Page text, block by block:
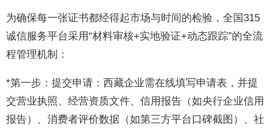
为确保每一张证书都经得起市场与时间的检验，全国315
诚信服务平台采用“材料审核+实地验证+动态跟踪”的全流
程管理机制：
*第一步：提交申请：西藏企业需在线填写申请表，并提
交营业执照、经营资质文件、信用报告（如央行企业信用
报告）、消费者评价数据（如第三方平台口碑截图）、社